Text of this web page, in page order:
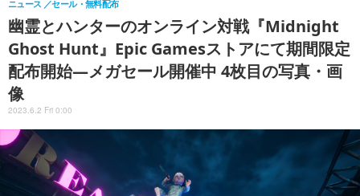
幽霊とハンターのオンライン対戦『Midnight
Ghost Hunt』Epic Gamesストアにて期間限定
配布開始―メガセール開催中 4枚目の写真・画
像
ニュース セール・無料配布
2023.6.2 Fri 0:00